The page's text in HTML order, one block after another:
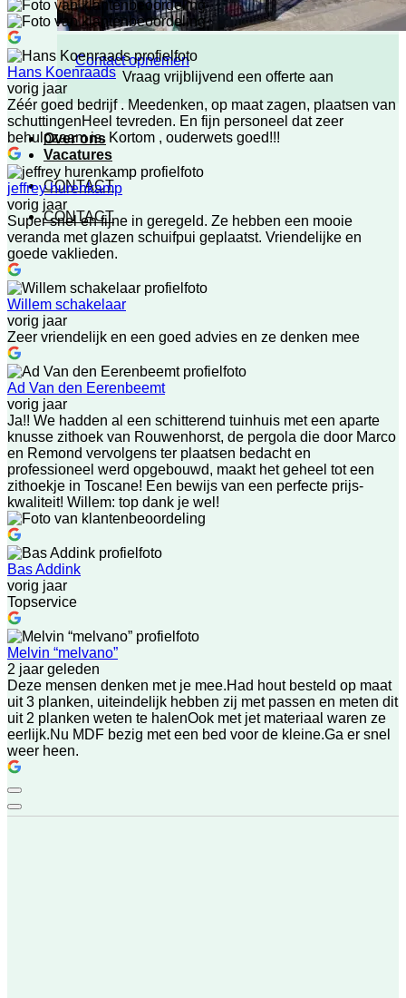
Contact opnemen
Vraag vrijblijvend een offerte aan
Over ons
Vacatures
CONTACT
CONTACT
Hans Koenraads
vorig jaar
Zéér goed bedrijf . Meedenken, op maat zagen, plaatsen van
schuttingenHeel tevreden. En fijn personeel dat zeer
behulpzaam is. Kortom , ouderwets goed!!!
jeffrey hurenkamp
vorig jaar
Super snel en fijne in geregeld. Ze hebben een mooie
veranda met glazen schuifpui geplaatst. Vriendelijke en
goede vaklieden.
Willem schakelaar
vorig jaar
Zeer vriendelijk en een goed advies en ze denken mee
Ad Van den Eerenbeemt
vorig jaar
Ja!! We hadden al een schitterend tuinhuis met een aparte
knusse zithoek van Rouwenhorst, de pergola die door Marco
en Remond vervolgens ter plaatsen bedacht en
professioneel werd opgebouwd, maakt het geheel tot een
zithoekje in Toscane! Een bewijs van een perfecte prijs-
kwaliteit! Willem: top dank je wel!
Bas Addink
vorig jaar
Topservice
Melvin “melvano”
2 jaar geleden
Deze mensen denken met je mee.Had hout besteld op maat
uit 3 planken, uiteindelijk hebben zij met passen en meten dit
uit 2 planken weten te halenOok met jet materiaal waren ze
eerlijk.Nu MDF bezig met een bed voor de kleine.Ga er snel
weer heen.